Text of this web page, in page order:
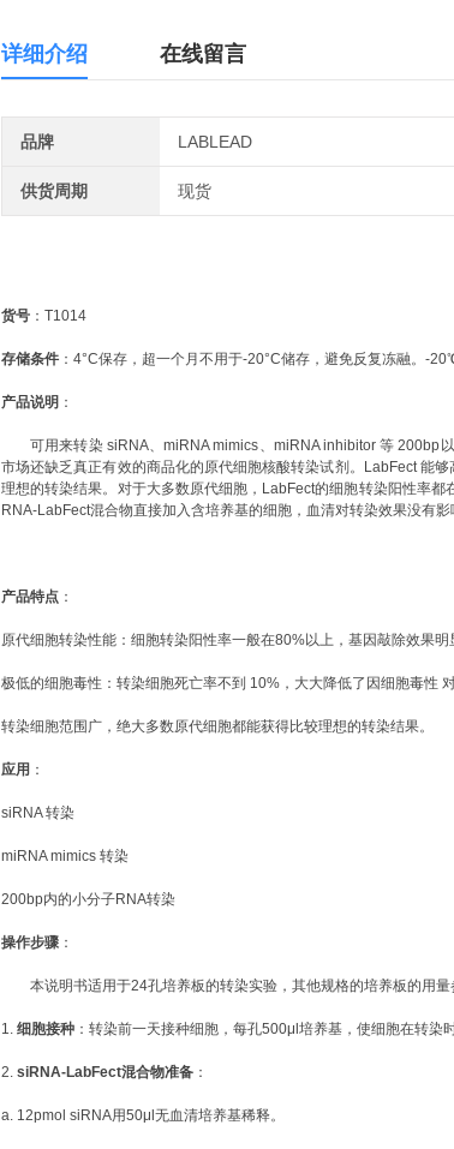
详细介绍 在线留言
品牌 LABLEAD
供货周期 现货
货号 ： T1014
存储条件 ： 4°C保存，超一个月不用于-20°C储存，避免反复冻融。-
产品说明 ：
可用来转染siRNA、miRNA mimics、miRNA inhibitor等 200bp
市场还缺乏真正有效的商品化的原代细胞核酸转染试剂。
LabFect 能够
理想的转染结果。对于大多数原代细胞， LabFect的细胞转染阳性率都
RNA-LabFect混合物直接加入含培养基的细胞，血清对转染效果没有影
产品特点 ：
原代细胞转染性能：细胞转染阳性率一般在80%以上，基因敲除效果明
极低的细胞毒性：转染细胞死亡率不到 10%，大大降低了因细胞毒性
转染细胞范围广，绝大多数原代细胞都能获得比较理想的转染结果。
应用 ：
siRNA 转染
miRNA mimics 转染
200bp内的小分子RNA转染
操作步骤 ：
本说明书适用于24孔培养板的转染实验，其他规格的培养板的用
1. 细胞接种 ：转染前一天接种细胞，每孔500μl培养基，使细胞在转染
2. siRNA-LabFect混合物准备 ：
a. 12pmol siRNA用50μl无血清培养基稀释。